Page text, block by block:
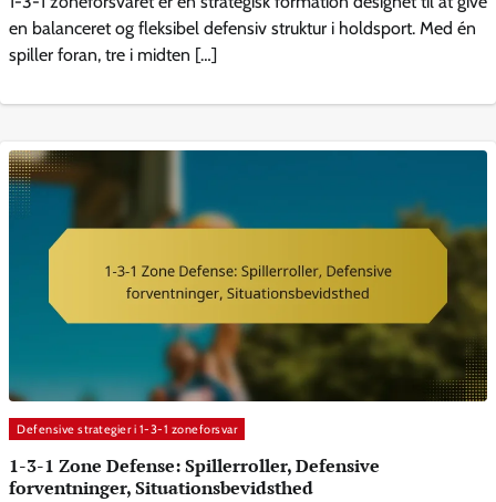
en balanceret og fleksibel defensiv struktur i holdsport. Med én
spiller foran, tre i midten […]
Defensive strategier i 1-3-1 zoneforsvar
1-3-1 Zone Defense: Spillerroller, Defensive
forventninger, Situationsbevidsthed